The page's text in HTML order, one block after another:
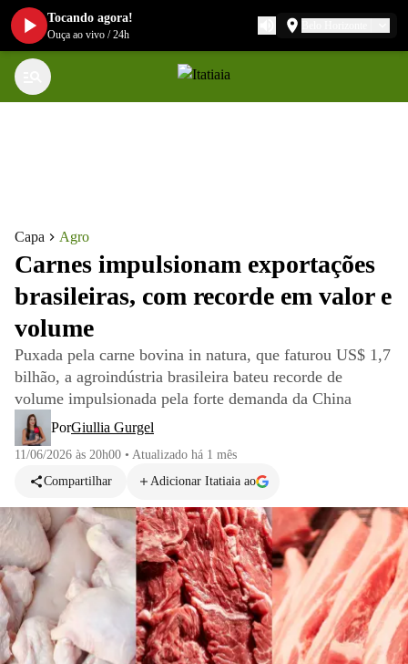
Capa Agro
Carnes impulsionam exportações
brasileiras, com recorde em valor e
volume
Puxada pela carne bovina in natura, que faturou US$ 1,7
bilhão, a agroindústria brasileira bateu recorde de
volume impulsionada pela forte demanda da China
PorGiullia Gurgel
11/06/2026 às 20h00 • Atualizado há 1 mês
Compartilhar
Adicionar Itatiaia ao
Tocando agora!
Ouça ao vivo /24h